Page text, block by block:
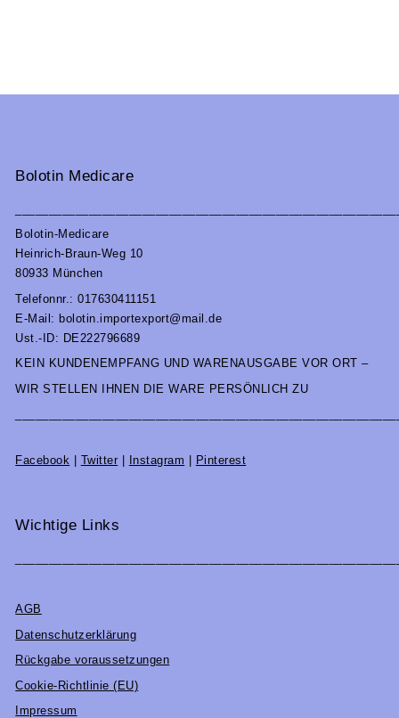
Bolotin Medicare
Bolotin-Medicare
Heinrich-Braun-Weg 10
80933 München
Telefonnr.: 017630411151
E-Mail: bolotin.importexport@mail.de
Ust.-ID: DE222796689
KEIN KUNDENEMPFANG UND WARENAUSGABE VOR ORT –
WIR STELLEN IHNEN DIE WARE PERSÖNLICH ZU
Facebook Twitter| Instagram Pinterest
Wichtige Links
AGB
Datenschutzerklärung
Rückgabe voraussetzungen
Cookie-Richtlinie (EU)
Impressum